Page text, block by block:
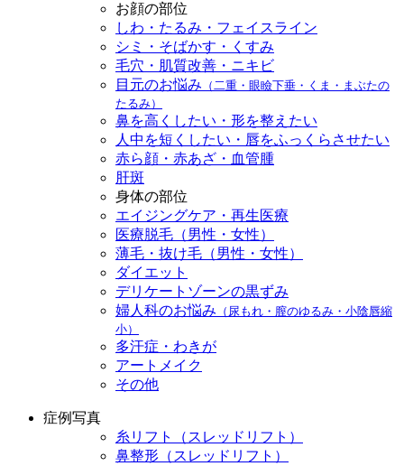
お顔の部位
しわ・たるみ・フェイスライン
シミ・そばかす・くすみ
毛穴・肌質改善・ニキビ
目元のお悩み （二重・眼瞼下垂・くま・まぶたの
たるみ）
鼻を高くしたい・形を整えたい
人中を短くしたい・唇をふっくらさせたい
赤ら顔・赤あざ・血管腫
肝斑
身体の部位
エイジングケア・再生医療
医療脱毛（男性・女性）
薄毛・抜け毛（男性・女性）
ダイエット
デリケートゾーンの黒ずみ
婦人科のお悩み （尿もれ・膣のゆるみ・小陰唇縮
小）
多汗症・わきが
アートメイク
その他
症例写真
糸リフト（スレッドリフト）
鼻整形（スレッドリフト）